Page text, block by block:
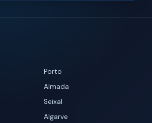
Porto
Almada
Seixal
Algarve